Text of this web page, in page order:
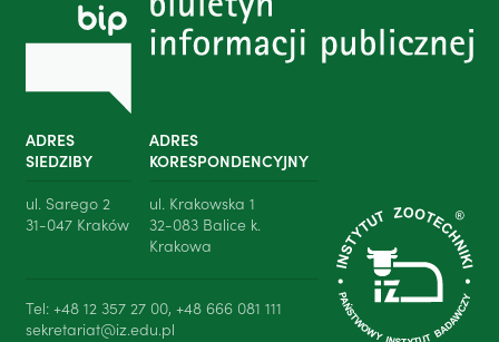
ADRES
SIEDZIBY
ul. Sarego 2
31-047 Kraków
ADRES
KORESPONDENCYJNY
ul. Krakowska 1
32-083 Balice k.
Krakowa
Tel: +48 12 357 27 00, +48 666 081 111
sekretariat@iz.edu.pl